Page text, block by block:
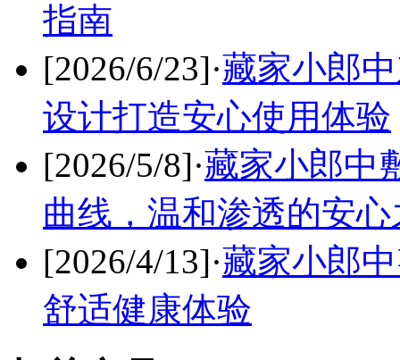
指南
[2026/6/23]·藏家小郎
设计打造安心使用体验
[2026/5/8]·藏家小郎中
曲线，温和渗透的安心
[2026/4/13]·藏家小郎
舒适健康体验